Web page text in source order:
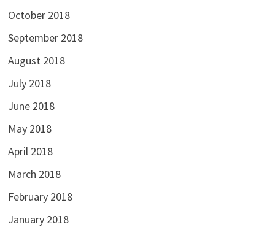
October 2018
September 2018
August 2018
July 2018
June 2018
May 2018
April 2018
March 2018
February 2018
January 2018